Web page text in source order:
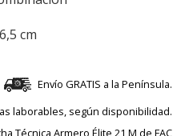
cm
Envío GRATIS a la Península.
laborables, según disponibilidad.
Técnica Armero Élite 21 M de FAC